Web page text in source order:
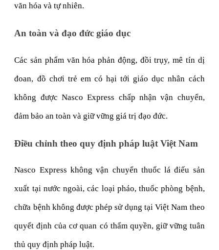
văn hóa và tự nhiên.
An toàn và đạo đức giáo dục
Các sản phẩm văn hóa phản động, đồi trụy, mê tín dị
đoan, đồ chơi trẻ em có hại tới giáo dục nhân cách
không được Nasco Express chấp nhận vận chuyển,
đảm bảo an toàn và giữ vững giá trị đạo đức.
Điều chỉnh theo quy định pháp luật Việt Nam
Nasco Express không vận chuyển thuốc lá điếu sản
xuất tại nước ngoài, các loại pháo, thuốc phòng bệnh,
chữa bệnh không được phép sử dụng tại Việt Nam theo
quyết định của cơ quan có thẩm quyền, giữ vững tuân
thủ quy định pháp luật.